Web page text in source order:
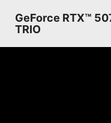
GeForce RTX™
TRIO